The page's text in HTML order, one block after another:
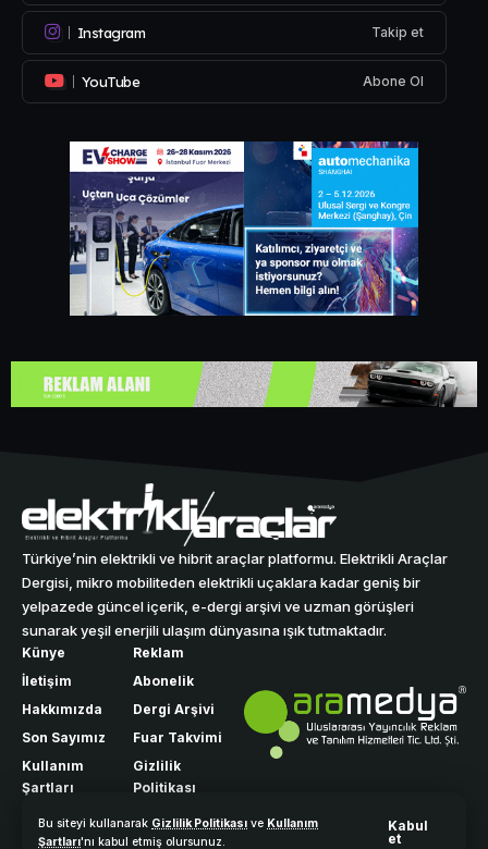
Bu siteyi kullanarak Gizlilik Politikası ve Kullanım
Şartları'nı kabul etmiş olursunuz.
Kabul
et
Instagram Takip et
YouTube Abone Ol
Türkiye’nin elektrikli ve hibrit araçlar platformu. Elektrikli Araçlar
Dergisi, mikro mobiliteden elektrikli uçaklara kadar geniş bir
yelpazede güncel içerik, e-dergi arşivi ve uzman görüşleri
sunarak yeşil enerjili ulaşım dünyasına ışık tutmaktadır.
Künye
İletişim
Hakkımızda
Son Sayımız
Kullanım
Şartları
Reklam
Abonelik
Dergi Arşivi
Fuar Takvimi
Gizlilik
Politikası